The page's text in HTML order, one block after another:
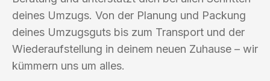
deines Umzugs. Von der Planung und Packung
deines Umzugsguts bis zum Transport und der
Wiederaufstellung in deinem neuen Zuhause – wir
kümmern uns um alles.